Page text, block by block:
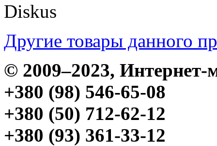
Diskus
Другие товары данного
© 2009–2023,
+380 (98) 546-65-08
+380 (50) 712-62-12
+380 (93) 361-33-12